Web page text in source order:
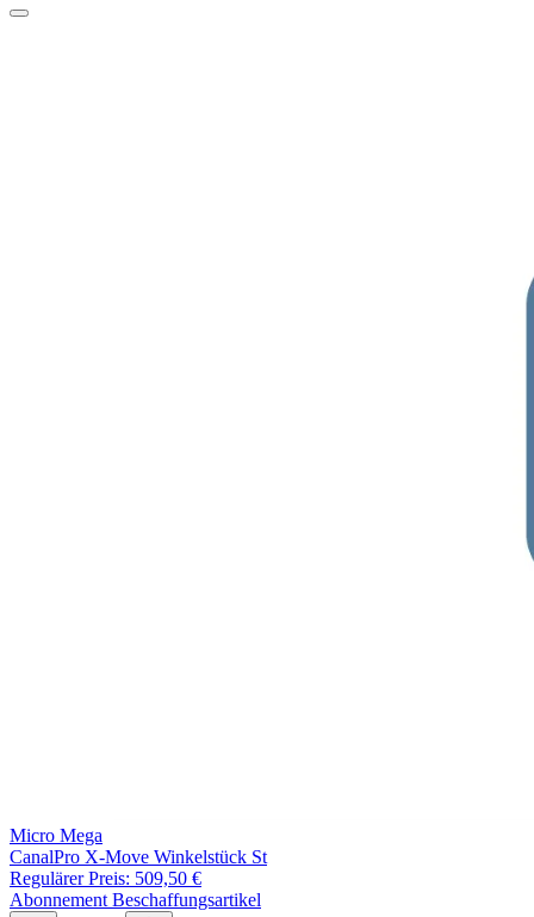
Micro Mega
CanalPro X-Move Winkelstück St
Regulärer Preis: 509,50 €
Abonnement Beschaffungsartikel